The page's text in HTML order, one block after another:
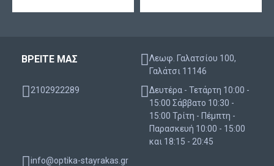
Υψηλή μεταβατικότητα οξυγόνου
Εύκολη εφαρμογή
Πιστότητα αναπαραγωγής
Υπέρλεπτα άκρα
Αυξημένη άνεση
ΒΡΕΙΤΕ ΜΑΣ
Λεωφ. Γαλατσίου 100,
Γαλάτσι 11146
2102922289
Δευτέρα - Τετάρτη 10:00 -
15:00 Σάββατο 10:30 -
15:00 Τρίτη - Πέμπτη -
Παρασκευή 10:00 - 15:00
και 18:15 - 20:45
info@optika-stayrakas.gr